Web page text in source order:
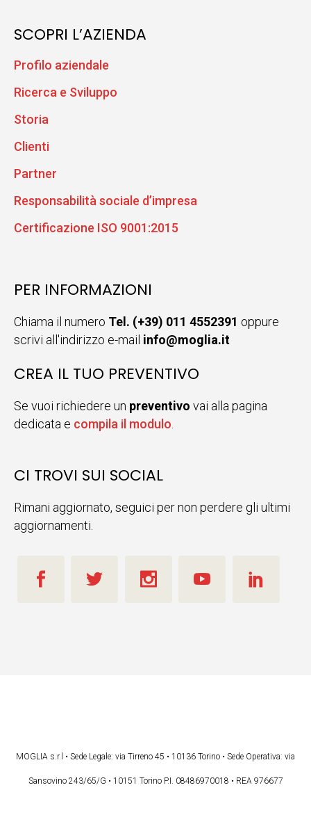
SCOPRI L’AZIENDA
Profilo aziendale
Ricerca e Sviluppo
Storia
Clienti
Partner
Responsabilità sociale d’impresa
Certificazione ISO 9001:2015
PER INFORMAZIONI
Chiama il numero Tel. (+39) 011 4552391 oppure
scrivi all'indirizzo e-mail info@moglia.it
CREA IL TUO PREVENTIVO
Se vuoi richiedere un preventivo vai alla pagina
dedicata e compila il modulo
CI TROVI SUI SOCIAL
Rimani aggiornato, seguici per non perdere gli ultimi
aggiornamenti.
MOGLIA s.r.l • Sede Legale: via Tirreno 45 • 10136 Torino • Sede Operativa: via
Sansovino 243/65/G • 10151 Torino P.I. 08486970018 • REA 976677